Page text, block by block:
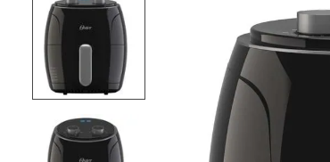
freidora aire
7.
plancha
8
horno
9.
vaso
10
vaso licuadora